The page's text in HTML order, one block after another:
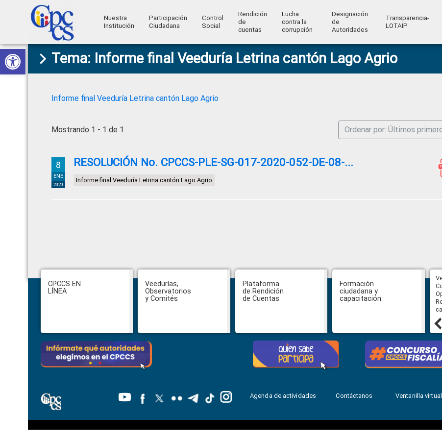
Abrir barra de herramientas
Skip
to
primary
Skip
to
main
Skip
to
primary
Skip
to
footer
Consejo
de
Ciudadana
Control
Construyendo
Poder
Ciudadano
Nuestra
Institución
Participación
Ciudadana
Control
Social
Rendición
de
cuentas
Lucha
contra la
corrupción
Designación
de
Autoridades
Transparencia-
LOTAIP
Tema: Informe final Veeduría Letrina cantón Lago Agrio
Informe final Veeduría Letrina cantón Lago Agrio
Mostrando 1 - 1 de 1 Ordenar por: Últimos
8
ENE
2020
RESOLUCIÓN No. CPCCS-PLE-SG-017-2020-052-DE-08-...
Informe final Veeduría Letrina cantón Lago Agrio
Footer
CPCCS EN
LÍNEA
Veedurías,
Observatorios
y Comités
Plataforma
de Rendición
de Cuentas
Formación
ciudadana y
capacitación
CPCCS aprueba convocatoria a
Veeduría para designación de la
autoridad de la SOT
Agenda de actividades Contáctanos Ventanilla virtual